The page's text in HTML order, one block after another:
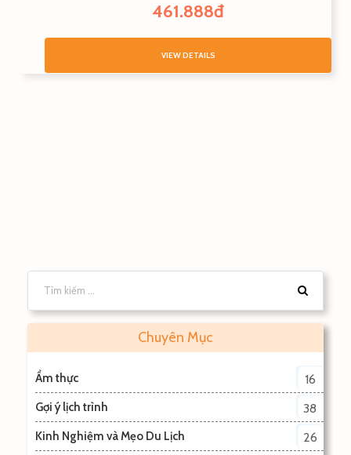
461.888đ
VIEW DETAILS
Chuyên Mục
Ẩm thực 16
Gợi ý lịch trình 38
Kinh Nghiệm và Mẹo Du Lịch 26